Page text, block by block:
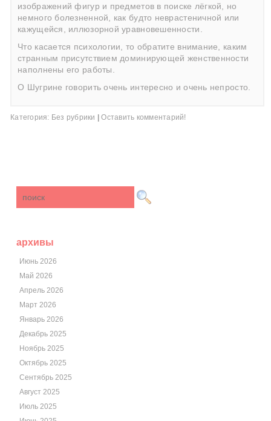
изображений фигур и предметов в поиске лёгкой, но
немного болезненной, как будто неврастеничной или
кажущейся, иллюзорной уравновешенности.
Что касается психологии, то обратите внимание, каким
странным присутствием доминирующей женственности
наполнены его работы.
О Шугрине говорить очень интересно и очень непросто.
Категория: Без рубрики | Оставить комментарий!
архивы
Июнь 2026
Май 2026
Апрель 2026
Март 2026
Январь 2026
Декабрь 2025
Ноябрь 2025
Октябрь 2025
Сентябрь 2025
Август 2025
Июль 2025